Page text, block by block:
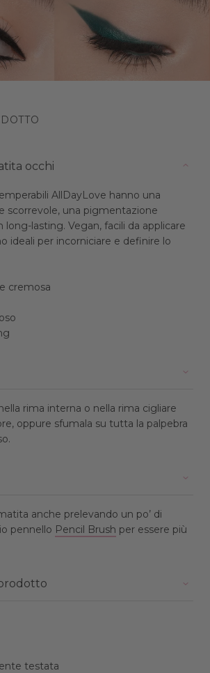
occhi
AllDayLove hanno una
scorrevole, una pigmentazione
long-lasting. Vegan, facili da applicare
ideali per incorniciare e definire lo
cremosa
rima interna o nella rima cigliare
oppure sfumala su tutta la palpebra
anche prelevando un po’ di
pennello Pencil Brush per essere più
testata